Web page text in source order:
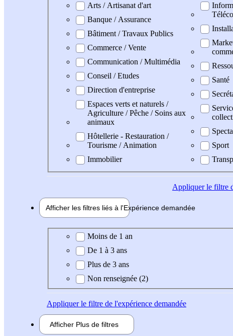
Arts / Artisanat d'art
Banque / Assurance
Bâtiment / Travaux Publics
Commerce / Vente
Communication / Multimédia
Conseil / Etudes
Direction d'entreprise
Espaces verts et naturels /
Agriculture / Pêche / Soins aux
animaux
Hôtellerie - Restauration /
Tourisme / Animation
Immobilier
Santé
Sport
Appliquerle filtre
Afficher les filtres liés à l'Expérience demandée
Expérience demandée
Moins de 1 an
De 1 à 3 ans
Plus de 3 ans
Non renseignée (2)
Appliquerle filtre de l'expérience demandée
Afficher Plus de filtres